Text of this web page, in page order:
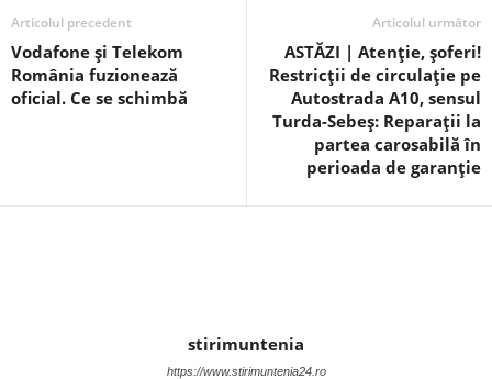
Articolul precedent
Vodafone și Telekom
România fuzionează
oficial. Ce se schimbă
Articolul următor
ASTĂZI | Atenție, șoferi!
Restricții de circulație pe
Autostrada A10, sensul
Turda-Sebeș: Reparații la
partea carosabilă în
perioada de garanție
stirimuntenia
https://www.stirimuntenia24.ro